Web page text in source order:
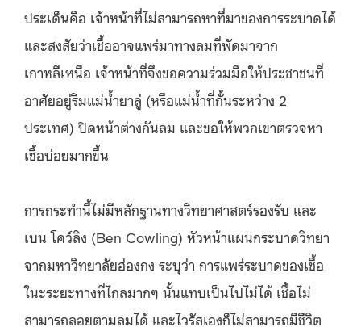
ประเด็นคือ เจ้าหน้าที่ไม่สามารถหาที่มาของการระบาดได้
และสงสัยว่าเชื้ออาจแพร่มาทางลมที่พัดมาจาก
เกาหลีเหนือ เจ้าหน้าที่จึงขอความร่วมมือให้ประชาชนที่
อาศัยอยู่ริมแม่น้ำยาลู่ (หรือแม่น้ำที่กั้นระหว่าง 2
ประเทศ) ปิดหน้าต่างกันลม และขอให้พวกเขาตรวจหา
เชื้อบ่อยมากขึ้น
การกระทำนี้ไม่มีหลักฐานทางวิทยาศาสตร์รองรับ และ
เบน โคว์ลิง (Ben Cowling) หัวหน้าแผนกระบาดวิทยา
จากมหาวิทยาลัยฮ่องกง ระบุว่า การแพร่ระบาดของเชื้อ
ในะระยะทางที่ไกลมากๆ นั้นแทบเป็นไปไม่ได้ เชื้อไม่
สามารถลอยตามลมได้ และไวรัสเองก็ไม่สามารถมีชีวิต